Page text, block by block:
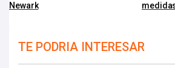
Newark
TE PODRIA INTERESAR